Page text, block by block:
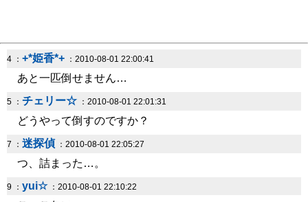
4 ： +*姫香*+ ：2010-08-01 22:00:41
あと一匹倒せません…
5 ： チェリー☆ ：2010-08-01 22:01:31
どうやって倒すのですか？
7 ： 迷探偵 ：2010-08-01 22:05:27
つ、詰まった…。
9 ： yui☆：2010-08-01 22:10:22